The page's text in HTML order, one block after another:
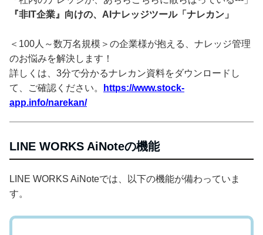
『非IT企業』向けの、AIナレッジツール「ナレカン」
＜100人～数万名規模＞の企業様が抱える、ナレッジ管理
のお悩みを解決します！
詳しくは、3分で分かるナレカン資料をダウンロードし
て、ご確認ください。
https://www.stock-
app.info/narekan/
LINE WORKS AiNoteの機能
LINE WORKS AiNoteでは、以下の機能が備わっていま
す。